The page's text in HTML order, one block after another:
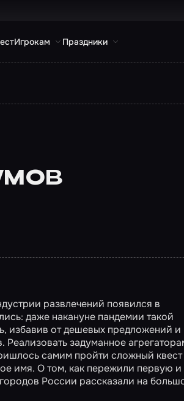
Игрокам Праздники
развлечений появился в
даже накануне пандемии такой
избавив от дешевых предложений и
задуманное
самим пройти сложный квест
имя. О том, как пережили первую и
России рассказали на